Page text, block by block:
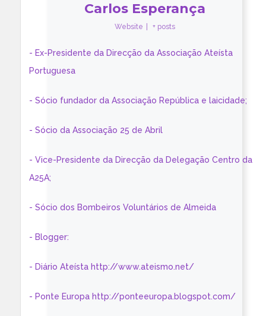
Carlos Esperança
Website + posts
- Ex-Presidente da Direcção da Associação Ateísta
Portuguesa
- Sócio fundador da Associação República e laicidade;
- Sócio da Associação 25 de Abril
- Vice-Presidente da Direcção da Delegação Centro da
A25A;
- Sócio dos Bombeiros Voluntários de Almeida
- Blogger:
- Diário Ateísta http://www.ateismo.net/
- Ponte Europa http://ponteeuropa.blogspot.com/